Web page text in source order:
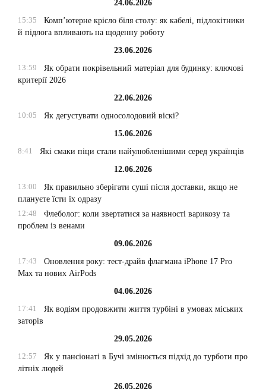
24.06.2026
15:35
Комп’ютерне крісло біля столу: як кабелі, підлокітники
й підлога впливають на щоденну роботу
23.06.2026
13:59
Як обрати покрівельний матеріал для будинку: ключові
критерії 2026
22.06.2026
10:05
Як дегустувати односолодовий віскі?
15.06.2026
8:41
Які смаки піци стали найулюбленішими серед українців
12.06.2026
13:00
Як правильно зберігати суші після доставки, якщо не
плануєте їсти їх одразу
12:48
Флеболог: коли звертатися за наявності варикозу та
проблем із венами
09.06.2026
17:43
Оновлення року: тест-драйв флагмана iPhone 17 Pro
Max та нових AirPods
04.06.2026
17:41
Як водіям продовжити життя турбіні в умовах міських
заторів
29.05.2026
12:57
Як у пансіонаті в Бучі змінюється підхід до турботи про
літніх людей
26.05.2026